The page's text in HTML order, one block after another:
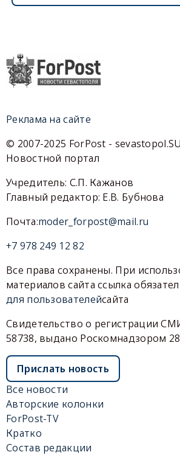
Реклама на сайте
© 2007-2025 ForPost - sevastopol.SU
Новостной портал
Учредитель: С.П. Кажанов
Главный редактор: Е.В. Бубнова
Почта:moder_forpost@mail.ru
+7 978 249 12 82
Все права сохранены. При
материалов сайта ссылка
для пользователейсайта
Свидетельство о регистрации
58738, выдано Роскомнадзором
Прислать новость
Все новости
Авторские колонки
ForPost-TV
Кратко
Состав редакции